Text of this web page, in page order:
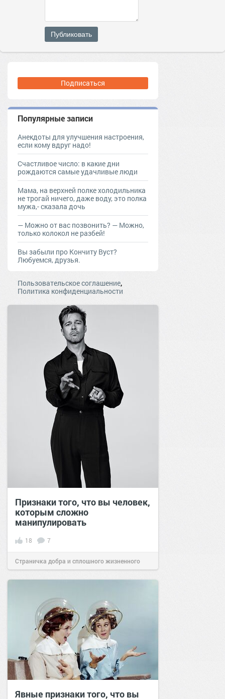
Публиковать
Подписаться
Популярные записи
Анекдоты для улучшения настроения,
если кому вдруг надо!
Счастливое число: в какие дни
рождаются самые удачливые люди
Мама, на верхней полке холодильника
не трогай ничего, даже воду, это полка
мужа,- сказала дочь
— Moжнo oт вac пoзвoнить? — Moжнo,
тoлькo кoлoкoл нe рaзбeй!
Вы забыли про Кончиту Вуст?
Любуемся, друзья.
Пользовательское соглашение,
Политика конфиденциальности
Признаки того, что вы человек,
которым сложно
манипулировать
18 7
Страничка добра и сплошного жизненного
позитива!17:1530 янв 2024
Явные признаки того, что вы